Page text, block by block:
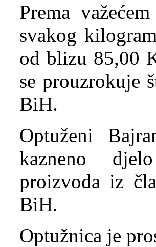
Prema
svakog
od blizu 85,00
se prouzrokuje
BiH.
Optuženi
kazneno
proizvoda iz
BiH.
Optužnica je